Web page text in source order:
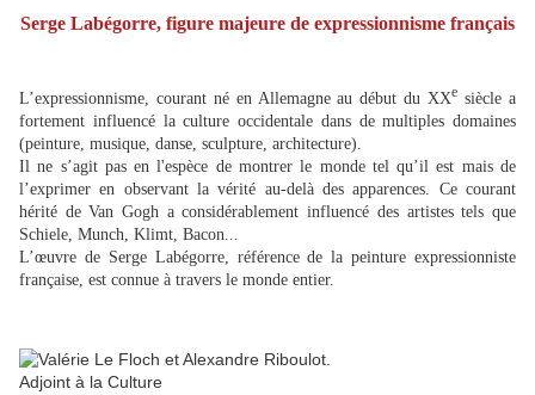
Serge Labégorre, figure majeure de expressionnisme français
L’expressionnisme, courant né en Allemagne au début du XXe siècle a
fortement influencé la culture occidentale dans de multiples domaines
(peinture, musique, danse, sculpture, architecture).
Il ne s’agit pas en l'espèce de montrer le monde tel qu’il est mais de
l’exprimer en observant la vérité au-delà des apparences. Ce courant
hérité de Van Gogh a considérablement influencé des artistes tels que
Schiele, Munch, Klimt, Bacon...
L’œuvre de Serge Labégorre, référence de la peinture expressionniste
française, est connue à travers le monde entier.